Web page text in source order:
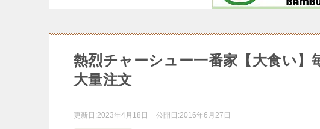
熱烈チャーシュー一番家【大食い】
大量注文
更新日:2023年4月18日 公開日:2016年6月27日